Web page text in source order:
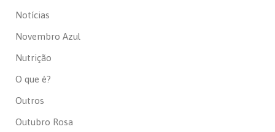
Notícias
Novembro Azul
Nutrição
O que é?
Outros
Outubro Rosa